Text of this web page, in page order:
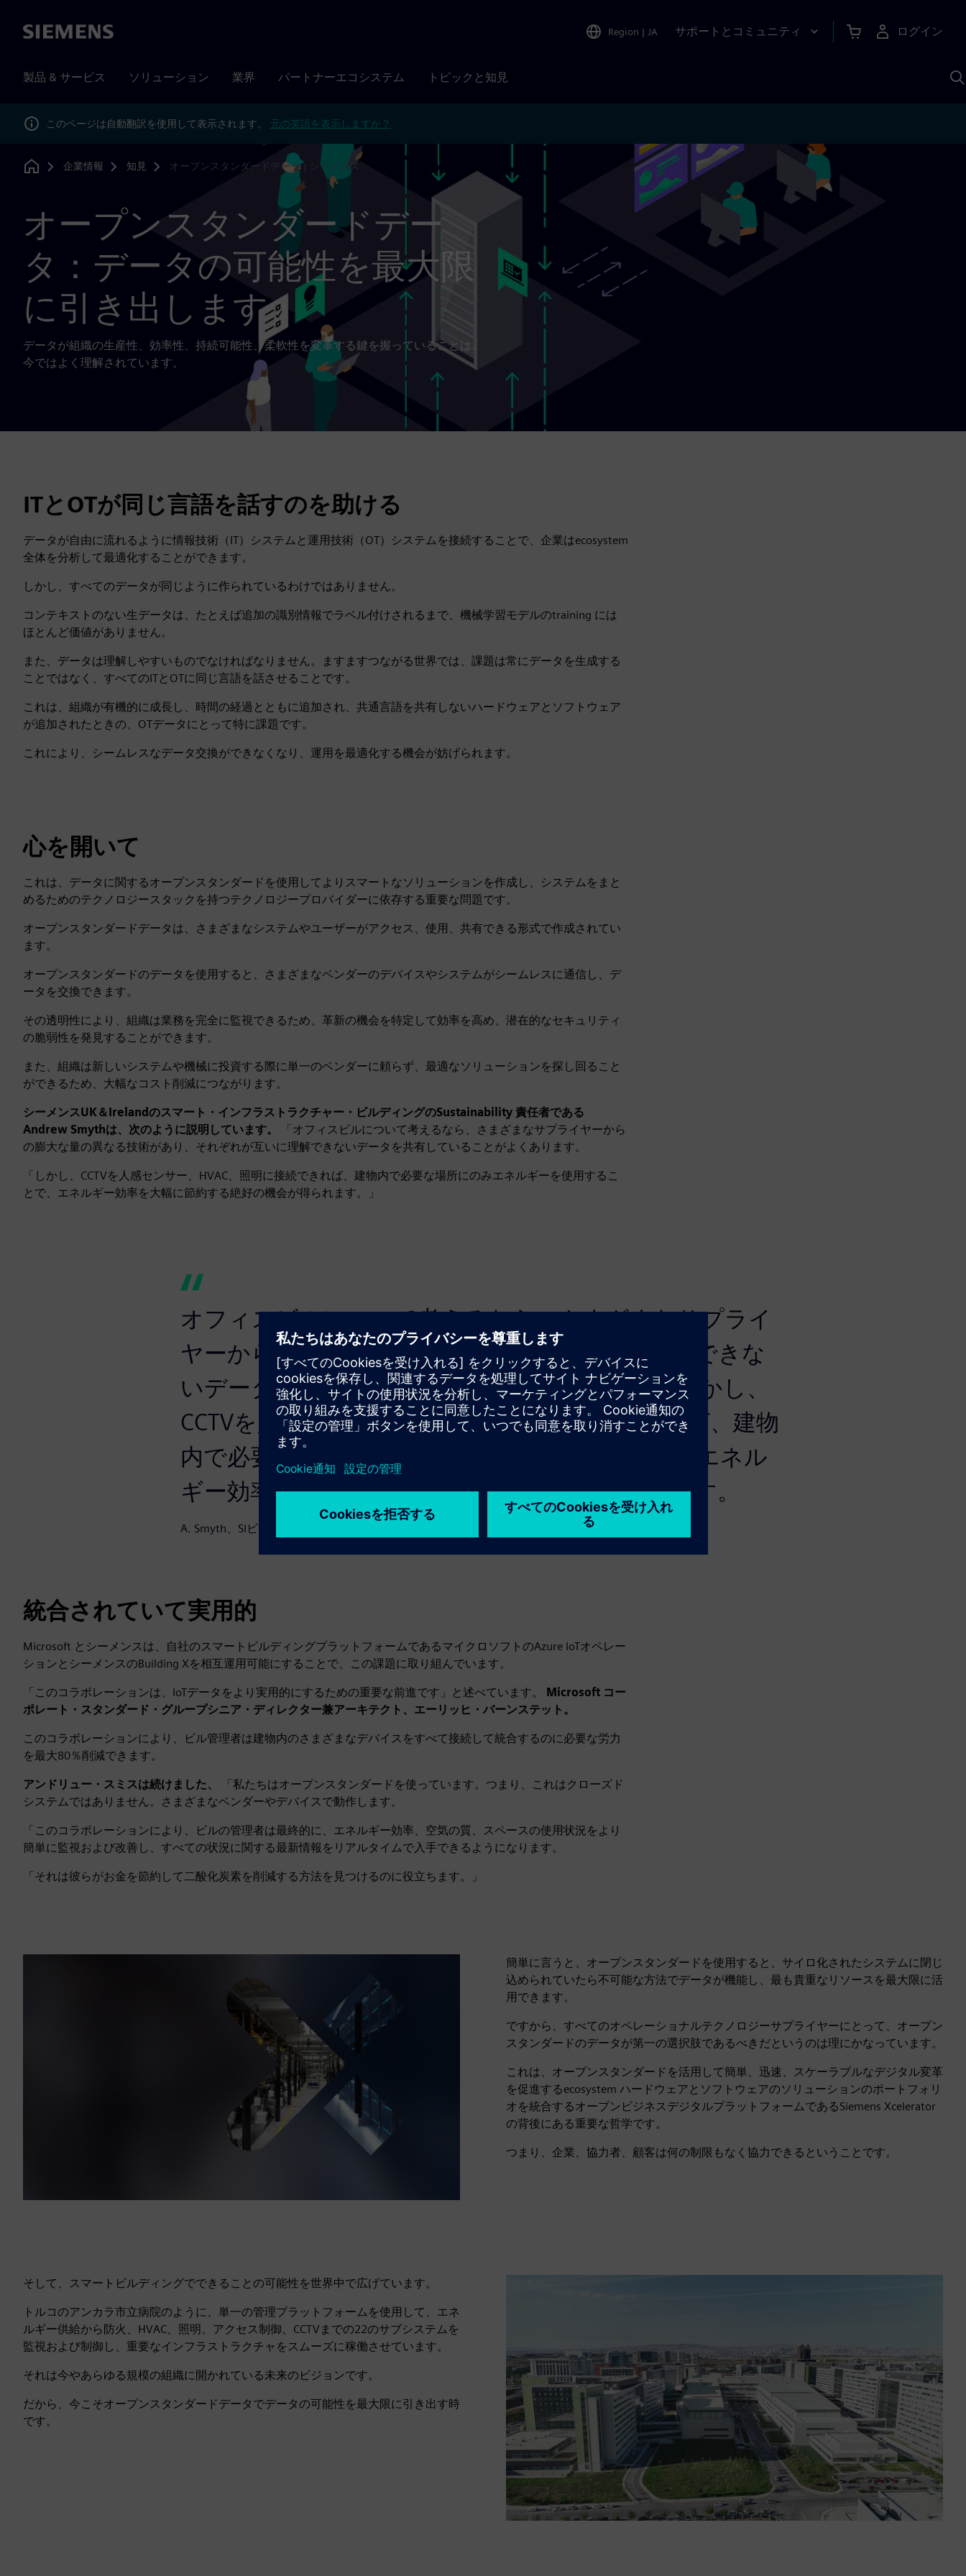
Siemens Region | JA サポートとコミュニティ ログイン
製品 & サービス ソリューション 業界 パートナーエコシステム トピックと知見
このページは自動翻訳を使用して表示されます。 元の英語を表示しますか？
Home
企業情報 知見 オープンスタンダードデータ | シーメンス
オープンスタンダードデー
タ：データの可能性を最大限
に引き出します
データが組織の生産性、効率性、持続可能性、柔軟性を変革する鍵を握っていることは、
今ではよく理解されています。
ITとOTが同じ言語を話すのを助ける
データが自由に流れるように情報技術（IT）システムと運用技術（OT）システムを接続することで、企業はecosystem
全体を分析して最適化することができます。
しかし、すべてのデータが同じように作られているわけではありません。
コンテキストのない生データは、たとえば追加の識別情報でラベル付けされるまで、機械学習モデルのtraining には
ほとんど価値がありません。
また、データは理解しやすいものでなければなりません。ますますつながる世界では、課題は常にデータを生成する
ことではなく、すべてのITとOTに同じ言語を話させることです。
これは、組織が有機的に成長し、時間の経過とともに追加され、共通言語を共有しないハードウェアとソフトウェア
が追加されたときの、OTデータにとって特に課題です。
これにより、シームレスなデータ交換ができなくなり、運用を最適化する機会が妨げられます。
心を開いて
これは、データに関するオープンスタンダードを使用してよりスマートなソリューションを作成し、システムをまと
めるためのテクノロジースタックを持つテクノロジープロバイダーに依存する重要な問題です。
オープンスタンダードデータは、さまざまなシステムやユーザーがアクセス、使用、共有できる形式で作成されてい
ます。
オープンスタンダードのデータを使用すると、さまざまなベンダーのデバイスやシステムがシームレスに通信し、デ
ータを交換できます。
その透明性により、組織は業務を完全に監視できるため、革新の機会を特定して効率を高め、潜在的なセキュリティ
の脆弱性を発見することができます。
また、組織は新しいシステムや機械に投資する際に単一のベンダーに頼らず、最適なソリューションを探し回ること
ができるため、大幅なコスト削減につながります。
シーメンスUK＆Irelandのスマート・インフラストラクチャー・ビルディングのSustainability 責任者である
Andrew Smythは、次のように説明しています。
「オフィスビルについて考えるなら、さまざまなサプライヤーから
の膨大な量の異なる技術があり、それぞれが互いに理解できないデータを共有していることがよくあります。
「しかし、CCTVを人感センサー、HVAC、照明に接続できれば、建物内で必要な場所にのみエネルギーを使用するこ
とで、エネルギー効率を大幅に節約する絶好の機会が得られます。」
オフィスビルについて考えるなら、さまざまなサプライ
ヤーからの膨大な量の異なる技術が、互いに理解できな
いデータを共有していることがよくあります。しかし、
CCTVを人感センサー、HVAC、照明に接続できれば、建物
内で必要な場所だけにエネルギーを使うことで、エネル
ギー効率を大幅に節約する絶好の機会が得られます。
A. Smyth、SIビルのSustainability 責任者
統合されていて実用的
Microsoft とシーメンスは、自社のスマートビルディングプラットフォームであるマイクロソフトのAzure IoTオペレー
ションとシーメンスのBuilding Xを相互運用可能にすることで、この課題に取り組んでいます。
「このコラボレーションは、IoTデータをより実用的にするための重要な前進です」と述べています。 Microsoft コー
ポレート・スタンダード・グループシニア・ディレクター兼アーキテクト、エーリッヒ・バーンステット。
このコラボレーションにより、ビル管理者は建物内のさまざまなデバイスをすべて接続して統合するのに必要な労力
を最大80％削減できます。
アンドリュー・スミスは続けました、
「私たちはオープンスタンダードを使っています。つまり、これはクローズド
システムではありません。さまざまなベンダーやデバイスで動作します。
「このコラボレーションにより、ビルの管理者は最終的に、エネルギー効率、空気の質、スペースの使用状況をより
簡単に監視および改善し、すべての状況に関する最新情報をリアルタイムで入手できるようになります。
「それは彼らがお金を節約して二酸化炭素を削減する方法を見つけるのに役立ちます。」
簡単に言うと、オープンスタンダードを使用すると、サイロ化されたシステムに閉じ
込められていたら不可能な方法でデータが機能し、最も貴重なリソースを最大限に活
用できます。
ですから、すべてのオペレーショナルテクノロジーサプライヤーにとって、オープン
スタンダードのデータが第一の選択肢であるべきだというのは理にかなっています。
これは、オープンスタンダードを活用して簡単、迅速、スケーラブルなデジタル変革
を促進するecosystem ハードウェアとソフトウェアのソリューションのポートフォリ
オを統合するオープンビジネスデジタルプラットフォームであるSiemens Xcelerator
の背後にある重要な哲学です。
つまり、企業、協力者、顧客は何の制限もなく協力できるということです。
そして、スマートビルディングでできることの可能性を世界中で広げています。
トルコのアンカラ市立病院のように、単一の管理プラットフォームを使用して、エネ
ルギー供給から防火、HVAC、照明、アクセス制御、CCTVまでの22のサブシステムを
監視および制御し、重要なインフラストラクチャをスムーズに稼働させています。
それは今やあらゆる規模の組織に開かれている未来のビジョンです。
だから、今こそオープンスタンダードデータでデータの可能性を最大限に引き出す時
です。